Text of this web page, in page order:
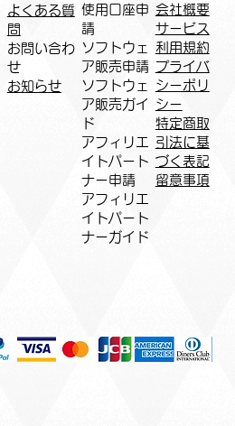
よくある質
問
お問い合わ
せ
お知らせ
​使用口座申
請
ソフトウェ
ア販売申請
ソフトウェ
ア販売ガイ
ド
アフィリエ
イトパート
ナー申請​
​アフィリエ
イトパート
ナーガイド
会社概要
サービス
利用規約
プライバ
シーポリ
シー
特定商取
引法に基
づく表記
​留意事項